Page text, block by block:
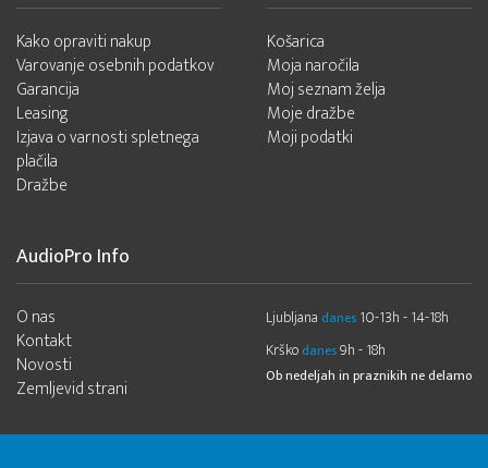
Kako opraviti nakup
Varovanje osebnih podatkov
Garancija
Leasing
Izjava o varnosti spletnega
plačila
Dražbe
Košarica
Moja naročila
Moj seznam želja
Moje dražbe
Moji podatki
AudioPro Info
O nas
Kontakt
Novosti
Zemljevid strani
Ljubljana danes 10-13h - 14-18h
Krško danes9h - 18h
Ob nedeljah in praznikih ne delamo